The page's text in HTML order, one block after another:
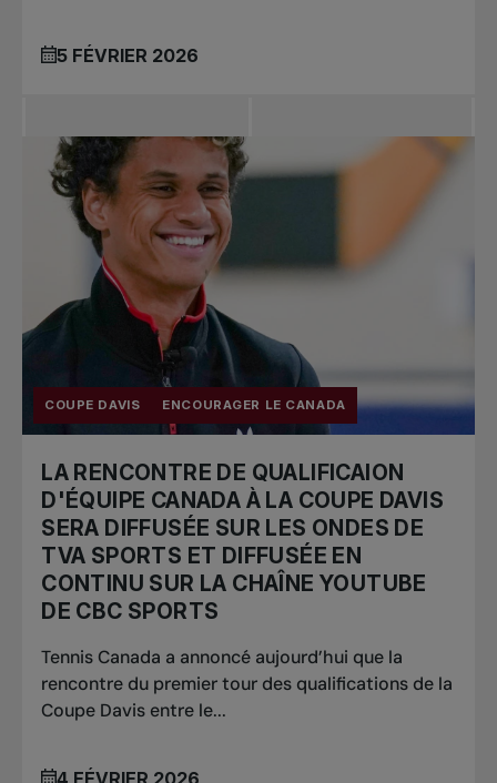
5 FÉVRIER 2026
COUPE DAVIS ENCOURAGER LE CANADA
LA RENCONTRE DE QUALIFICAION
D'ÉQUIPE CANADA À LA COUPE DAVIS
SERA DIFFUSÉE SUR LES ONDES DE
TVA SPORTS ET DIFFUSÉE EN
CONTINU SUR LA CHAÎNE YOUTUBE
DE CBC SPORTS
Tennis Canada a annoncé aujourd’hui que la
rencontre du premier tour des qualifications de la
Coupe Davis entre le...